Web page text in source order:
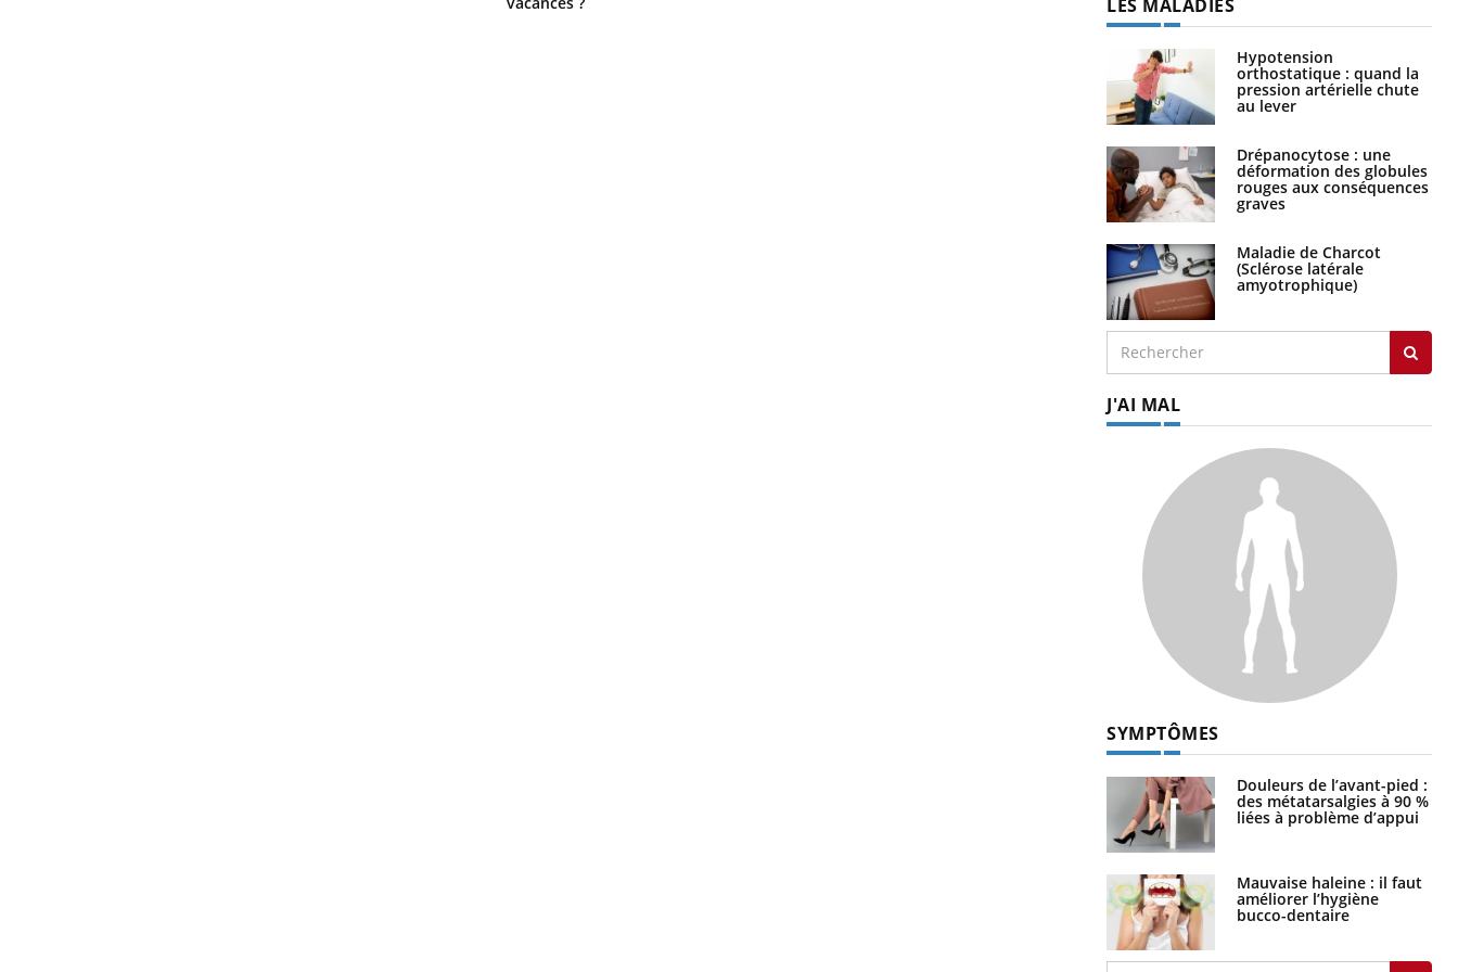
LES MALADIES
Hypotension
orthostatique : quand la
pression artérielle chute
au lever
Drépanocytose : une
déformation des globules
rouges aux conséquences
graves
Maladie de Charcot
(Sclérose latérale
amyotrophique)
J'AI MAL
SYMPTÔMES
Douleurs de l’avant-pied :
des métatarsalgies à 90 %
liées à problème d’appui
Mauvaise haleine : il faut
améliorer l’hygiène
bucco-dentaire